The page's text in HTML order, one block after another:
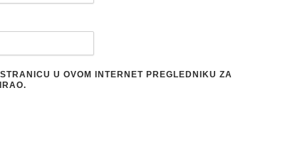
U OVOM INTERNET PREGLEDNIKU ZA